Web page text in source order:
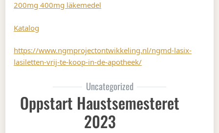
200mg 400mg läkemedel
Katalog
https://www.ngmprojectontwikkeling.nl/ngmd-lasix-
lasiletten-vrij-te-koop-in-de-apotheek/
Uncategorized
Oppstart Haustsemesteret
2023